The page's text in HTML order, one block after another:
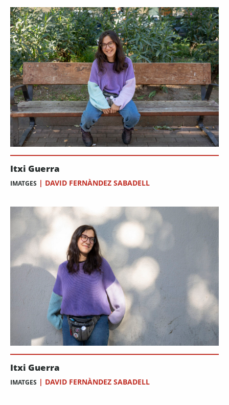
Itxi Guerra
IMATGES | DAVID FERNÀNDEZ SABADELL
Itxi Guerra
IMATGES | DAVID FERNÀNDEZ SABADELL